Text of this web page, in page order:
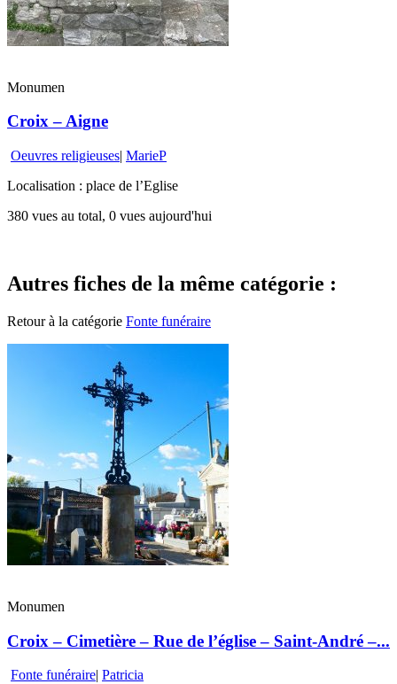
Monumen
Croix – Aigne
Oeuvres religieuses| MarieP
Localisation : place de l’Eglise
380 vues au total, 0 vues aujourd'hui
Autres fiches de la même catégorie :
Retour à la catégorie Fonte funéraire
Monumen
Croix – Cimetière – Rue de l’église – Saint-André –...
Fonte funéraire| Patricia